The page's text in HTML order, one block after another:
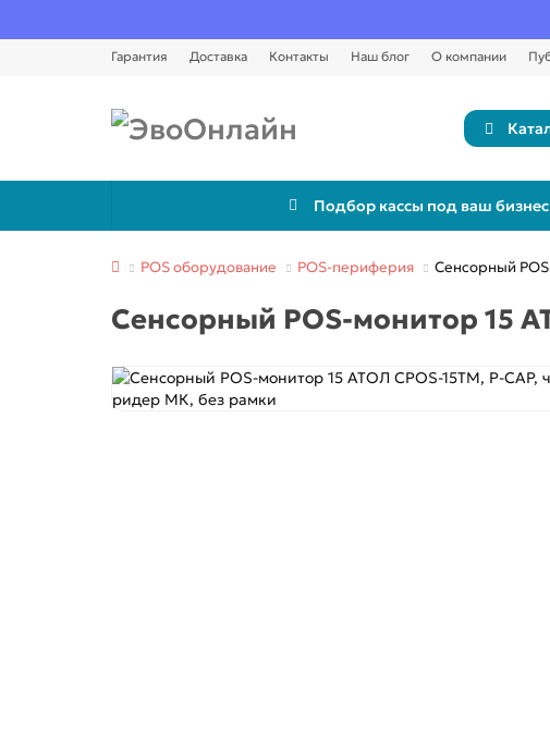
Гарантия Доставка Контакты Наш блог О компании
Подбор кассы под ваш бизнес
POS оборудование POS-периферия Сенсорный
Сенсорный POS-монитор 15